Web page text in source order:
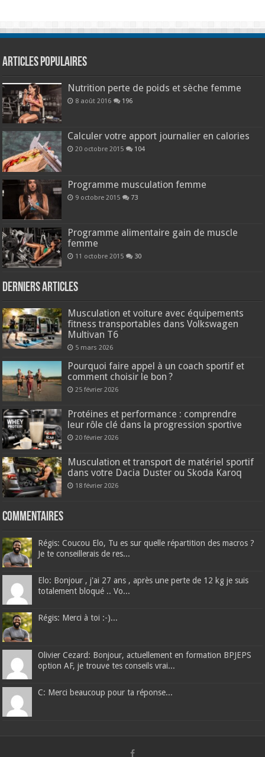
Articles populaires
Nutrition perte de poids et sèche femme
8 août 2016 196
Calculer votre apport journalier en calories
20 octobre 2015 104
Programme musculation femme
9 octobre 2015 73
Programme alimentaire gain de muscle
femme
11 octobre 2015 30
Derniers articles
Musculation et voiture avec équipements
fitness transportables dans Volkswagen
Multivan T6
5 mars 2026
Pourquoi faire appel à un coach sportif et
comment choisir le bon ?
25 février 2026
Protéines et performance : comprendre
leur rôle clé dans la progression sportive
20 février 2026
Musculation et transport de matériel sportif
dans votre Dacia Duster ou Skoda Karoq
18 février 2026
Commentaires
Régis: Coucou Elo, Tu es sur quelle répartition des macros ?
Je te conseillerais de res...
Elo: Bonjour , j'ai 27 ans , après une perte de 12 kg je suis
totalement bloqué .. Vo...
Régis: Merci à toi :-)...
Olivier Cezard: Bonjour, actuellement en formation BPJEPS
option AF, je trouve tes conseils vrai...
C: Merci beaucoup pour ta réponse...